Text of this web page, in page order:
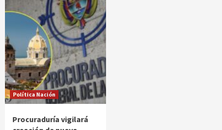
Política Nación
Procuraduría vigilará